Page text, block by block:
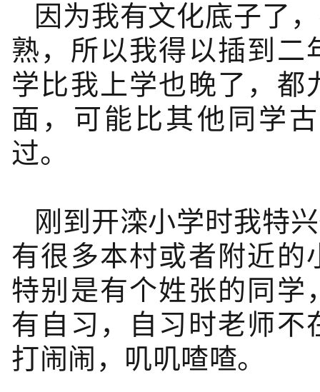
因为我有文化底子了
熟，所以我得以插到二
学比我上学也晚了，都
面，可能比其他同学
过。
刚到开滦小学时我特
有很多本村或者附近的
特别是有个姓张的同学
有自习，自习时老师不
打闹闹，叽叽喳喳。